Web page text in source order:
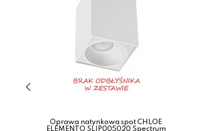
Oprawa natynkowa spot CHLOE
ELEMENTO SLIP005020 Spectrum